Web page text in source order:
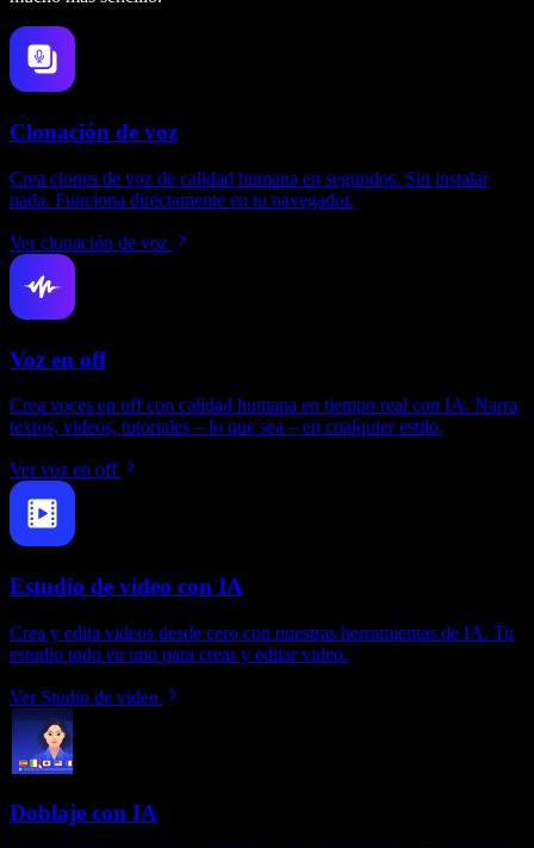
Clonación de voz
Crea clones de voz de calidad humana en segundos. Sin instalar
nada. Funciona directamente en tu navegador.
Ver clonación de voz
Voz en off
Crea voces en off con calidad humana en tiempo real con IA. Narra
textos, videos, tutoriales – lo que sea – en cualquier estilo.
Ver voz en off
Estudio de video con IA
Crea y edita videos desde cero con nuestras herramientas de IA. Tu
estudio todo en uno para crear y editar video.
Ver Studio de video
Doblaje con IA